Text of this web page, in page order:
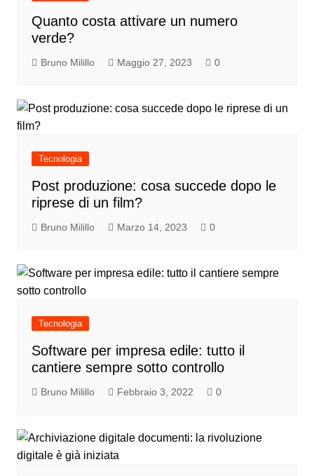
Quanto costa attivare un numero
verde?
Bruno Milillo Maggio 27, 2023 0
Tecnologia
Post produzione: cosa succede dopo le
riprese di un film?
Bruno Milillo Marzo 14, 2023 0
Tecnologia
Software per impresa edile: tutto il
cantiere sempre sotto controllo
Bruno Milillo Febbraio 3, 2022 0